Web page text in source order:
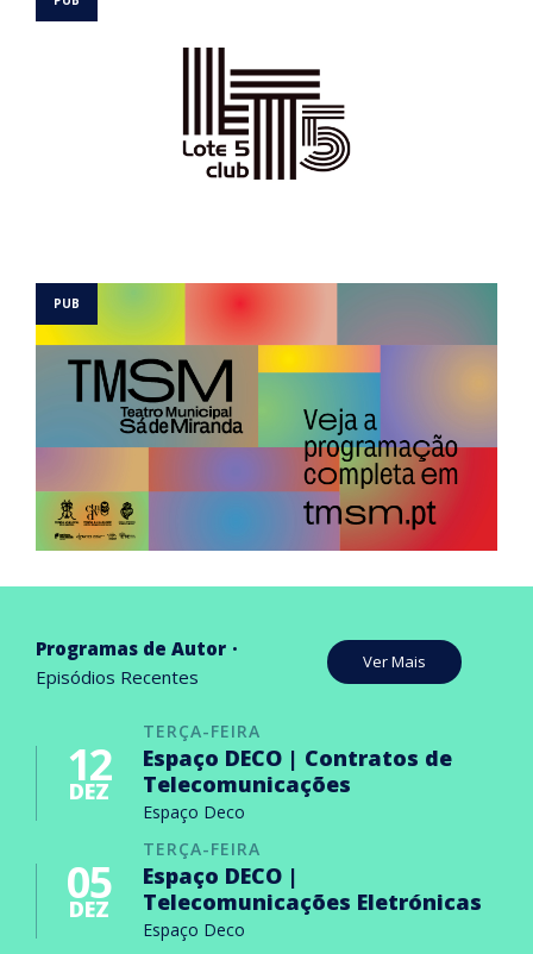
Programas de Autor
Episódios Recentes
Ver Mais
TERÇA-FEIRA
12
DEZ
Espaço DECO | Contratos de
Telecomunicações
Espaço Deco
TERÇA-FEIRA
05
DEZ
Espaço DECO |
Telecomunicações Eletrónicas
Espaço Deco